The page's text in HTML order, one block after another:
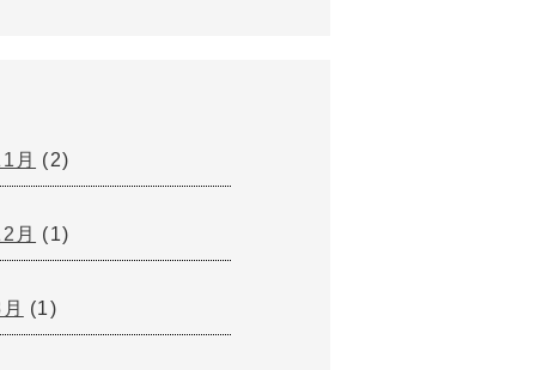
月 (2)
月 (1)
(1)